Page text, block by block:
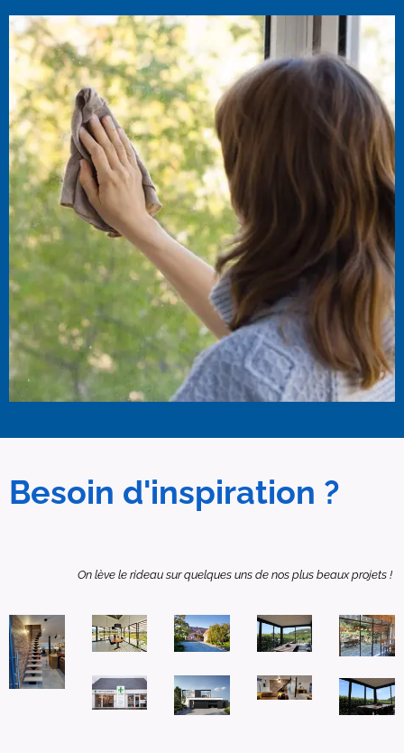
Besoin d'inspiration ?
On lève le rideau sur quelques uns de nos plus beaux projets !